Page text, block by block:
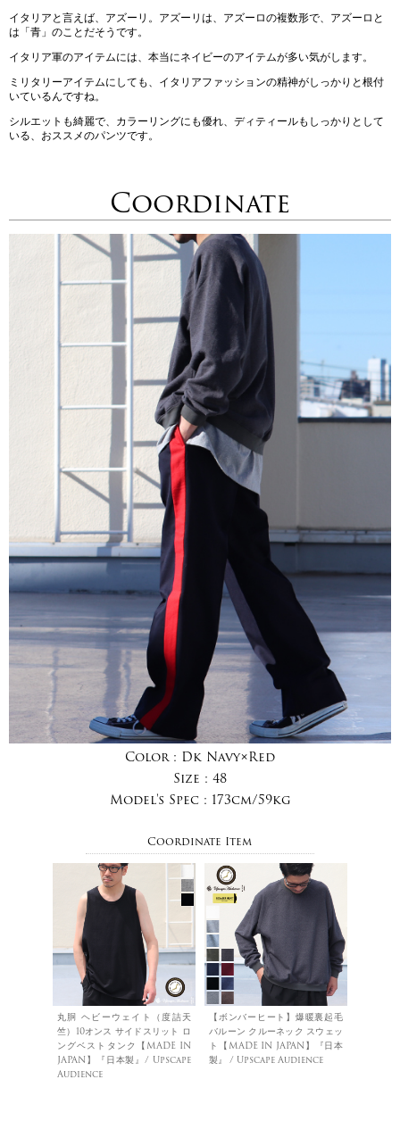
イタリアと言えば、アズーリ。アズーリは、アズーロの複数形で、アズーロと
は「青」のことだそうです。
イタリア軍のアイテムには、本当にネイビーのアイテムが多い気がします。
ミリタリーアイテムにしても、イタリアファッションの精神がしっかりと根付
いているんですね。
シルエットも綺麗で、カラーリングにも優れ、ディティールもしっかりとして
いる、おススメのパンツです。
Coordinate
Color : Dk Navy×Red
Size : 48
Model's Spec : 173cm/59kg
Coordinate Item
丸胴 ヘビーウェイト（度詰天
竺）10オンス サイドスリット ロ
ングベストタンク【MADE IN
JAPAN】『日本製』/ Upscape
Audience
【ボンバーヒート】爆暖裏起毛
バルーン クルーネック スウェッ
ト【MADE IN JAPAN】『日本
製』 / Upscape Audience